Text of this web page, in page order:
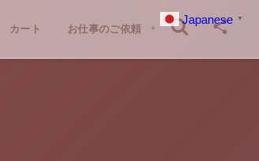
カート
CART お仕事のご依頼
CONTACT
Japanese ▼